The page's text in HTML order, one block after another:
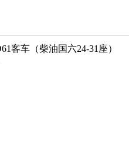
客车（柴油国六24-31座）